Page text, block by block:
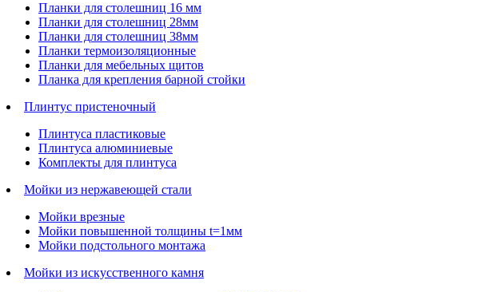
Планки для столешниц 16 мм
Планки для столешниц 28мм
Планки для столешниц 38мм
Планки термоизоляционные
Планки для мебельных щитов
Планка для крепления барной стойки
Плинтус пристеночный
Плинтуса пластиковые
Плинтуса алюминиевые
Комплекты для плинтуса
Мойки из нержавеющей стали
Мойки врезные
Мойки повышенной толщины t=1мм
Мойки подстольного монтажа
Мойки из искусственного камня